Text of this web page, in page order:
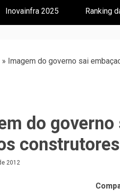
Inovainfra 2025 Ranking
» Imagem do governo sai
do
construtores
2012